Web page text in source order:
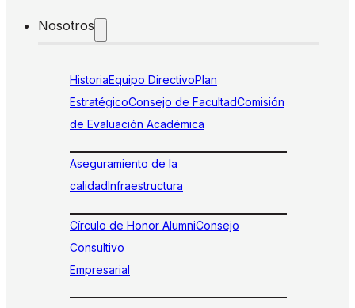
Nosotros
HistoriaEquipo DirectivoPlan
EstratégicoConsejo de FacultadComisión
de Evaluación Académica
Aseguramiento de la
calidadInfraestructura
Círculo de Honor AlumniConsejo
Consultivo
Empresarial